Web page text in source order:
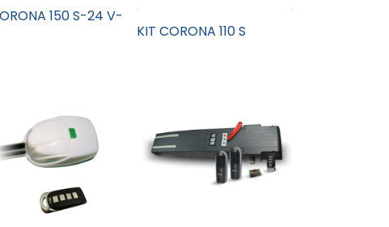
150 S-24 V-
KIT CORONA 110 S